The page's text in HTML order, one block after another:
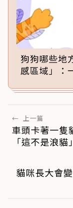
狗狗哪些地
感區域」：
← 上一篇
車頭卡著一隻
「這不是浪貓」
貓咪長大會